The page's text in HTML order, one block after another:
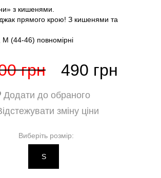
з кишенями.
прямого крою! З кишенями та
(44-46) повномірні
грн 490 грн
Додати до обраного
зміну ціни
Виберіть розмір:
S